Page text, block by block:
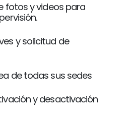
fotos y videos para
y solicitud de
de todas sus sedes
y desactivación